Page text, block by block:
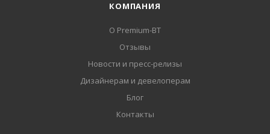
КОМПАНИЯ
О Premium-BT
Отзывы
Новости и пресс-релизы
Дизайнерам и девелоперам
Блог
Контакты